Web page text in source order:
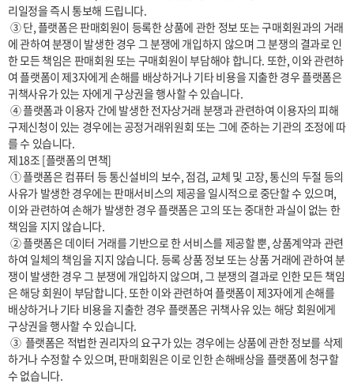
리일정을 즉시 통보해 드립니다.
에 관하여 분쟁이 발생한 경우 그 분쟁에 개입하지 않으며 그 분쟁의 결과로 인
한 모든 책임은 판매회원 또는 구매회원이 부담해야 합니다. 또한, 이와 관련하
여 플랫폼이 제3자에게 손해를 배상하거나 기타 비용을 지출한 경우 플랫폼은
귀책사유가 있는 자에게 구상권을 행사할 수 있습니다.
구제신청이 있는 경우에는 공정거래위원회 또는 그에 준하는 기관의 조정에 따
를 수 있습니다.
제18조 [플랫폼의 면책]
사유가 발생한 경우에는 판매서비스의 제공을 일시적으로 중단할 수 있으며,
이와 관련하여 손해가 발생한 경우 플랫폼은 고의 또는 중대한 과실이 없는 한
책임을 지지 않습니다.
하여 일체의 책임을 지지 않습니다. 등록 상품 정보 또는 상품 거래에 관하여 분
쟁이 발생한 경우 그 분쟁에 개입하지 않으며, 그 분쟁의 결과로 인한 모든 책임
은 해당 회원이 부담합니다. 또한 이와 관련하여 플랫폼이 제3자에게 손해를
배상하거나 기타 비용을 지출한 경우 플랫폼은 귀책사유 있는 해당 회원에게
구상권을 행사할 수 있습니다.
하거나 수정할 수 있으며, 판매회원은 이로 인한 손해배상을 플랫폼에 청구할
수 없습니다.